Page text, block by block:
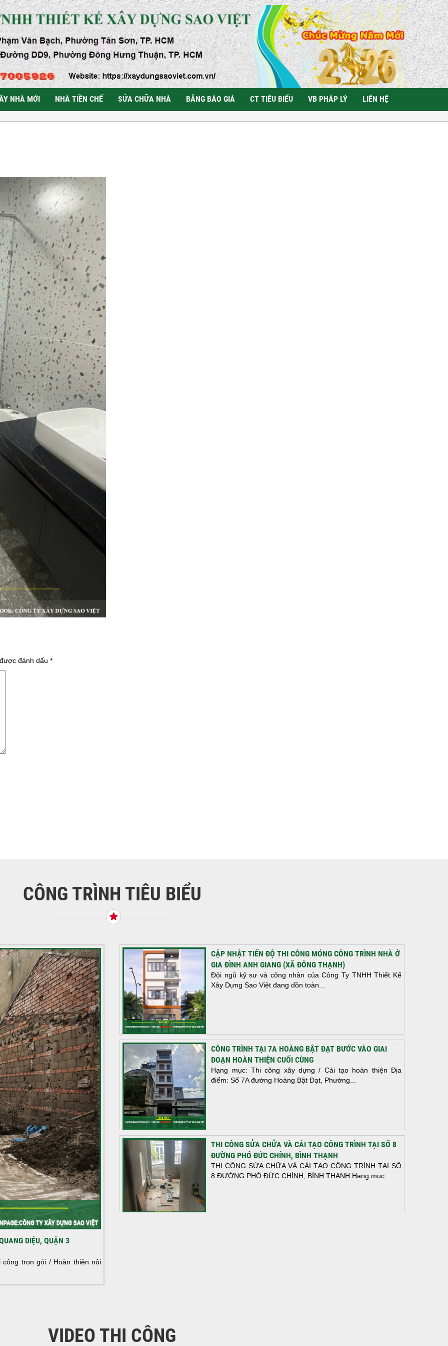
NHÀ MỚI NHÀ TIỀN CHẾ SỬA CHỮA NHÀ BẢNG BÁO GIÁ CT TIÊU BIỂU VB PHÁP LÝ LIÊN HỆ
đánh dấu *
CÔNG TRÌNH TIÊU BIỂU
DIỆU, QUẬN 3
trọn gói / Hoàn thiện nội
CẬP NHẬT TIẾN ĐỘ THI CÔNG MÓNG CÔNG TRÌNH NHÀ Ở
GIA ĐÌNH ANH GIANG (XÃ ĐÔNG THẠNH)
Đội ngũ kỹ sư và công nhân của Công Ty TNHH Thiết Kế
Xây Dựng Sao Việt đang dồn toàn...
CÔNG TRÌNH TẠI 7A HOÀNG BẬT ĐẠT BƯỚC VÀO GIAI
ĐOẠN HOÀN THIỆN CUỐI CÙNG
Hạng mục: Thi công xây dựng / Cải tạo hoàn thiện Địa
điểm: Số 7A đường Hoàng Bật Đạt, Phường...
THI CÔNG SỬA CHỮA VÀ CẢI TẠO CÔNG TRÌNH TẠI SỐ 8
ĐƯỜNG PHÓ ĐỨC CHÍNH, BÌNH THẠNH
THI CÔNG SỬA CHỮA VÀ CẢI TẠO CÔNG TRÌNH TẠI SỐ
8 ĐƯỜNG PHÓ ĐỨC CHÍNH, BÌNH THẠNH Hạng mục:...
VIDEO THI CÔNG